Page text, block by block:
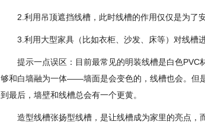
2.利用吊顶遮挡线槽，此时线槽的作用仅仅是为了
3.利用大型家具（比如衣柜、沙发、床等）对线槽
提示一点误区：目前最常见的明装线槽是白色
够和白墙融为一体——墙面是会变色的，线槽也会。但
到最后，墙壁和线槽总会有一个更黄。
造型线槽张扬型线槽，是让线槽成为家里的亮点，